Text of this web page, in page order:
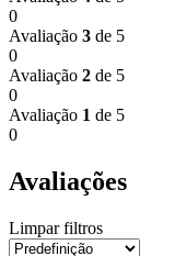
0
Avaliação 3 de 5
0
Avaliação 2 de 5
0
Avaliação 1 de 5
0
Avaliações
Limpar filtros